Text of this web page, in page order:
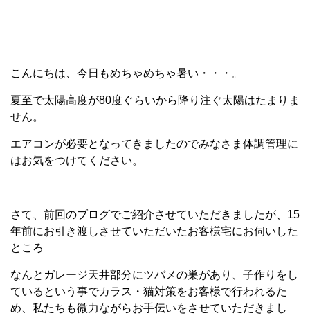
こんにちは、今日もめちゃめちゃ暑い・・・。
夏至で太陽高度が80度ぐらいから降り注ぐ太陽はたまりま
せん。
エアコンが必要となってきましたのでみなさま体調管理に
はお気をつけてください。
さて、前回のブログでご紹介させていただきましたが、15
年前にお引き渡しさせていただいたお客様宅にお伺いした
ところ
なんとガレージ天井部分にツバメの巣があり、子作りをし
ているという事でカラス・猫対策をお客様で行われるた
め、私たちも微力ながらお手伝いをさせていただきまし